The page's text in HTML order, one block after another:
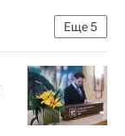
Еще5